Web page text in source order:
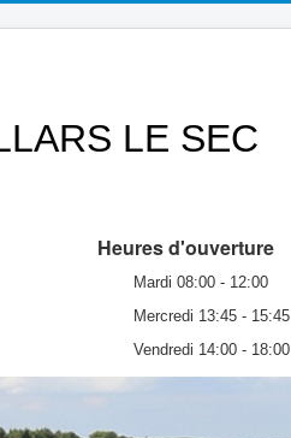
LE SEC
Heures d'ouverture
Mardi 08:00 - 12:00
Mercredi 13:45 - 15:45
Vendredi 14:00 - 18:00